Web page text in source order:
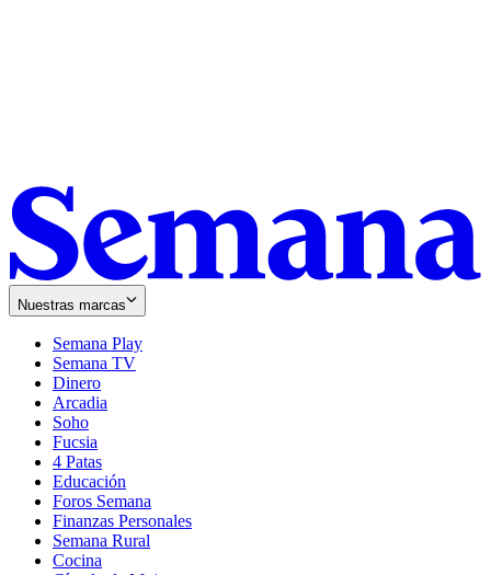
Nuestras marcas
Semana Play
Semana TV
Dinero
Arcadia
Soho
in
new
window
Fucsia
in
new
window
4 Patas
Educación
Foros Semana
Finanzas Personales
Semana Rural
Cocina